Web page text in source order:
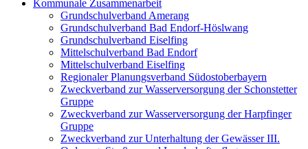
Kommunale Zusammenarbeit
Grundschulverband Amerang
Grundschulverband Bad Endorf-Höslwang
Grundschulverband Eiselfing
Mittelschulverband Bad Endorf
Mittelschulverband Eiselfing
Regionaler Planungsverband Südostoberbayern
Zweckverband zur Wasserversorgung der Schonstetter
Gruppe
Zweckverband zur Wasserversorgung der Harpfinger
Gruppe
Zweckverband zur Unterhaltung der Gewässer III.